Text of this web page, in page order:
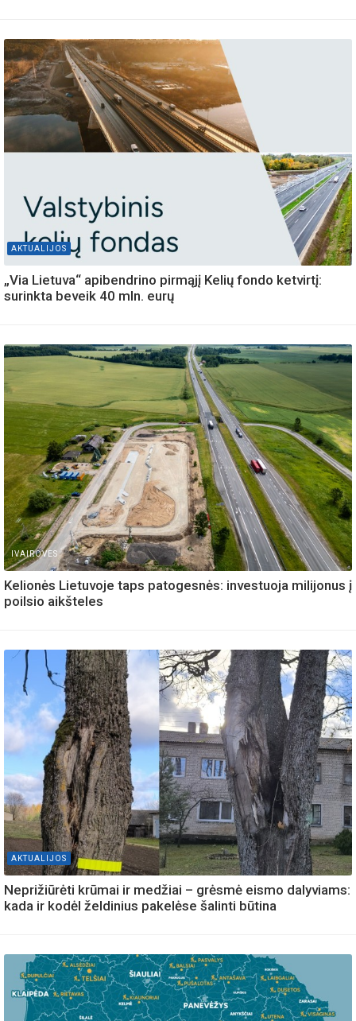
AKTUALIJOS
„Via Lietuva“ apibendrino pirmąjį Kelių fondo ketvirtį:
surinkta beveik 40 mln. eurų
IVAIROVES
Kelionės Lietuvoje taps patogesnės: investuoja milijonus į
poilsio aikšteles
AKTUALIJOS
Neprižiūrėti krūmai ir medžiai – grėsmė eismo dalyviams:
kada ir kodėl želdinius pakelėse šalinti būtina